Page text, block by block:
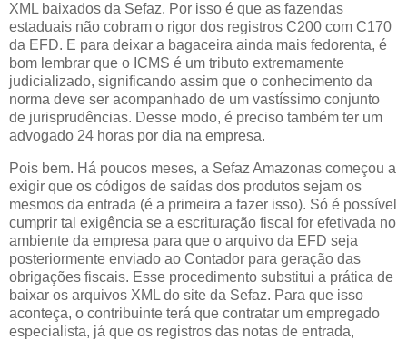
XML baixados da Sefaz. Por isso é que as fazendas
estaduais não cobram o rigor dos registros C200 com C170
da EFD. E para deixar a bagaceira ainda mais fedorenta, é
bom lembrar que o ICMS é um tributo extremamente
judicializado, significando assim que o conhecimento da
norma deve ser acompanhado de um vastíssimo conjunto
de jurisprudências. Desse modo, é preciso também ter um
advogado 24 horas por dia na empresa.
Pois bem. Há poucos meses, a Sefaz Amazonas começou a
exigir que os códigos de saídas dos produtos sejam os
mesmos da entrada (é a primeira a fazer isso). Só é possível
cumprir tal exigência se a escrituração fiscal for efetivada no
ambiente da empresa para que o arquivo da EFD seja
posteriormente enviado ao Contador para geração das
obrigações fiscais. Esse procedimento substitui a prática de
baixar os arquivos XML do site da Sefaz. Para que isso
aconteça, o contribuinte terá que contratar um empregado
especialista, já que os registros das notas de entrada,